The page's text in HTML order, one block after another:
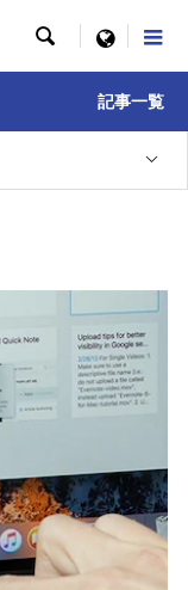
 menu
記事一覧